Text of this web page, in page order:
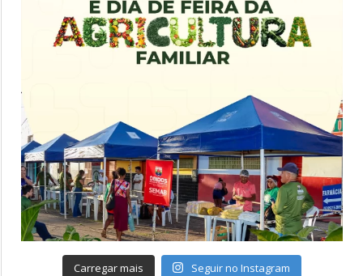
Carregar mais Seguir no Instagram